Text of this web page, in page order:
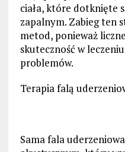
ciała, które dotknięte
zapalnym. Zabieg ten
metod, ponieważ
skuteczność w
problemów.
Terapia falą
Sama fala